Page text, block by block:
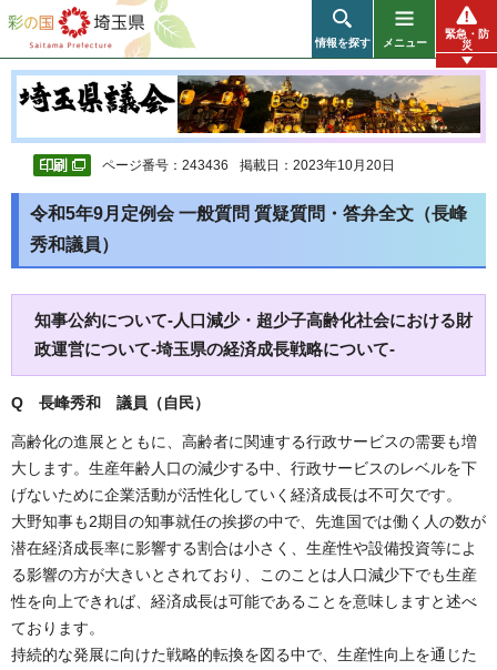
彩の国 埼玉県
情報を探す メニュー
緊急・防
災
ページ番号：243436 掲載日：2023年10月20日
令和5年9月定例会 一般質問 質疑質問・答弁全文（長峰
秀和議員）
知事公約について-人口減少・超少子高齢化社会における財
政運営について-埼玉県の経済成長戦略について-
Q 長峰秀和 議員（自民）
高齢化の進展とともに、高齢者に関連する行政サービスの需要も増
大します。生産年齢人口の減少する中、行政サービスのレベルを下
げないために企業活動が活性化していく経済成長は不可欠です。
大野知事も2期目の知事就任の挨拶の中で、先進国では働く人の数が
潜在経済成長率に影響する割合は小さく、生産性や設備投資等によ
る影響の方が大きいとされており、このことは人口減少下でも生産
性を向上できれば、経済成長は可能であることを意味しますと述べ
ております。
持続的な発展に向けた戦略的転換を図る中で、生産性向上を通じた